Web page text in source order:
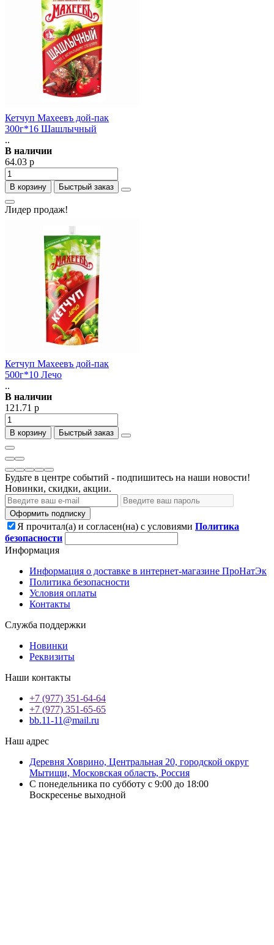
Кетчуп Махеевъ дой-пак
300г*16 Шашлычный
..
В наличии
64.03 р
В корзину Быстрый заказ
Лидер продаж!
Кетчуп Махеевъ дой-пак
500г*10 Лечо
..
В наличии
121.71 р
В корзину Быстрый заказ
Будьте в центре событий - подпишитесь на наши новости!
Новинки, скидки, акции.
Оформить подписку
Я прочитал(а) и согласен(на) с условиями Политика
безопасности
Информация
Информация о доставке в интернет-магазине ПроНатЭк
Политика безопасности
Условия оплаты
Контакты
Служба поддержки
Новинки
Реквизиты
Наши контакты
+7 (977) 351-64-64
+7 (977) 351-65-65
bb.11-11@mail.ru
Наш адрес
Деревня Ховрино, Центральная 20, городской округ
Мытищи, Московская область, Россия
С понедельника по субботу с 9:00 до 18:00
Воскресенье выходной